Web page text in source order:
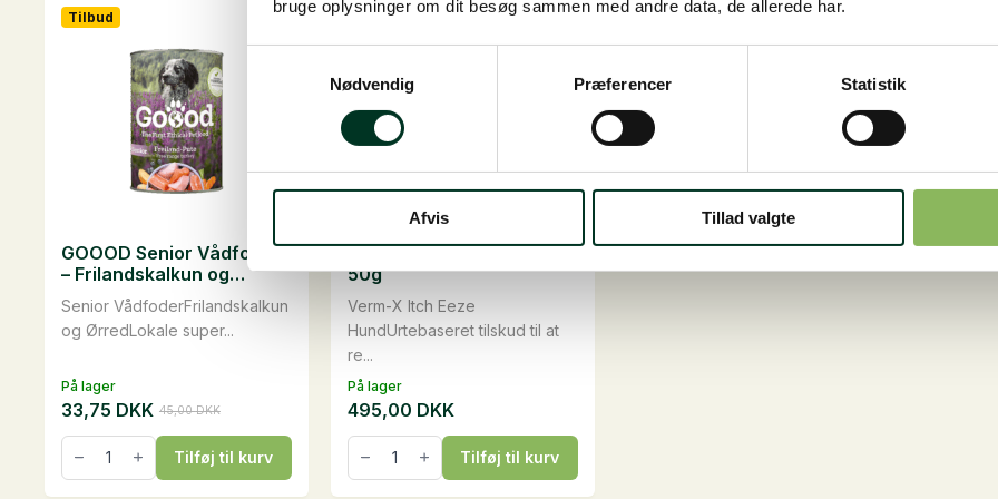
bruge oplysninger om dit besøg sammen med andre data, de allerede har.
Nødvendig
Præferencer Statistik
Afvis Tillad valgte
100
70
kan
vælges
på
varesiden
På lager
Tilbud
Senior VådfoderFrilandskalkun
og ØrredLokale super...
GOOOD Senior Vådfoder
– Frilandskalkun og
Ørred, 400 g
45,00DKK
Den
oprindelige
pris
var:
33,75 DKK
Den
aktuelle
pris
er:
GOOOD
Senior
Vådfoder
Tilføj til kurv
På lager
Verm-X Itch Eeze
HundUrtebaseret tilskud til at
re...
Verm-X Itch Eeze Hund,
50g
495,00 DKK
Verm-
Itch
Tilføj til kurv